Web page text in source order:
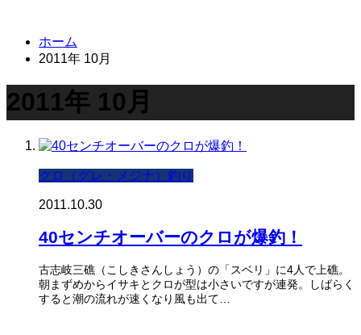
ホーム
2011年 10月
2011年 10月
クロ（グレ・メジナ）釣り
2011.10.30
40センチオーバーのクロが爆釣！
古志岐三礁（こしきさんしょう）の「スベリ」に4人で上礁。
朝まずめからイサキとクロが型は小さいですが連発。しばらく
すると潮の流れが速くなり風も出て…